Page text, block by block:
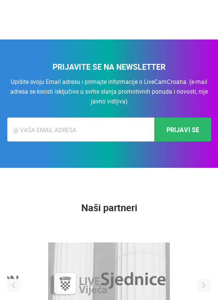
PRIJAVITE SE NA NEWSLETTER
Upišite svoju Email adresu i primajte informacije o LiveCamCroatia. (e-mail
adresa se koristi isključivo u svrhe slanja promotivnih ponuda i novosti, nije
javno vidljiva)
PRIJAVI SE
Naši partneri